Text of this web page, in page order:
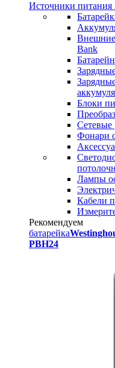
Источники питания
Внешние
Bank
Блоки
Сетевые
Фонари
Лампы
Кабели
Рекомендуем
батарейка
PBH24